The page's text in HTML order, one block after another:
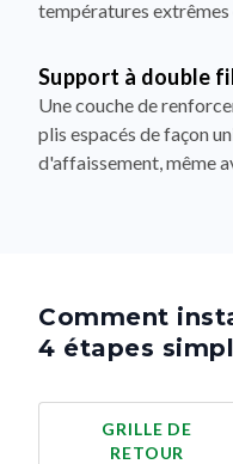
températures
Support à double
Une couche de
plis espacés de façon
d'affaissement, même
Comment
4 étapes
GRILLE DE
RETOUR